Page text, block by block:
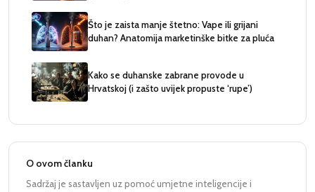
Što je zaista manje štetno: Vape ili grijani
duhan? Anatomija marketinške bitke za pluća
Kako se duhanske zabrane provode u
Hrvatskoj (i zašto uvijek propuste ‘rupe’)
O ovom članku
Sadržaj je sastavljen uz pomoć umjetne inteligencije i